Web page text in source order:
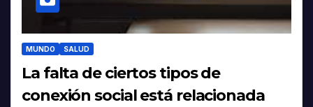
MUNDO SALUD
La falta de ciertos tipos de
conexión social está relacionada